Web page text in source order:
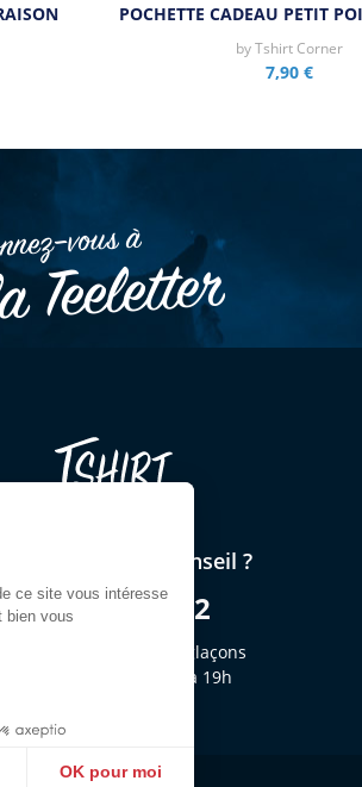
POCHETTE CADEAU PETIT
byTshirt Corner
7,90 €
à
Teeletter
question ? Un conseil ?
03 44 54 00 92
Jeffrey ou des glaçons
du lun. au ven. de 9h30 à 19h
ce site vous intéresse
bien vous
OK pour moi